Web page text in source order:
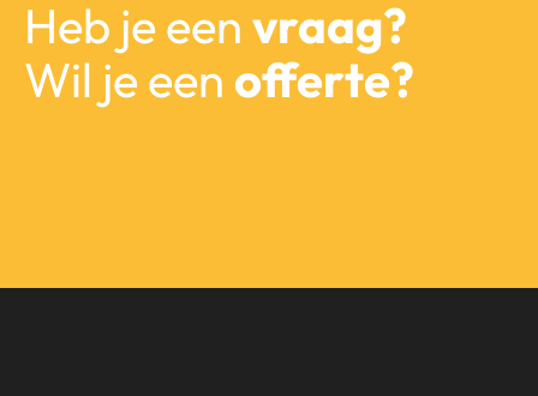
Heb je een vraag?
Wil je een offerte?